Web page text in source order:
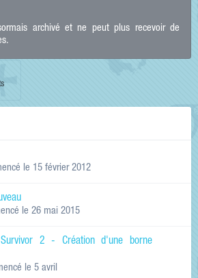
archivé et ne peut plus recevoir de
le 15 février 2012
le 26 mai 2015
2 - Création d'une borne
le 5 avril